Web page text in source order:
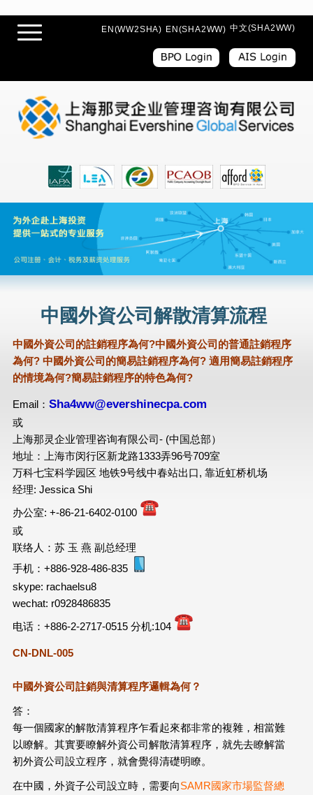
EN(WW2SHA) EN(SHA2WW) 中文(SHA2WW)
中國外資公司解散清算流程
中國外資公司的註銷程序為何?中國外資公司的普通註銷程序
為何? 中國外資公司的簡易註銷程序為何? 適用簡易註銷程序
的情境為何?簡易註銷程序的特色為何?
Email： Sha4ww@evershinecpa.com
或
上海那灵企业管理咨询有限公司- (中国总部）
地址：上海市闵行区新龙路1333弄96号709室
万科七宝科学园区 地铁9号线中春站出口, 靠近虹桥机场
经理: Jessica Shi
办公室: +-86-21-6402-0100
或
联络人：苏 玉 燕 副总经理
手机：+886-928-486-835
skype: rachaelsu8
wechat: r0928486835
电话：+886-2-2717-0515 分机:104
CN-DNL-005
中國外資公司註銷與清算程序邏輯為何？
答：
每一個國家的解散清算程序乍看起來都非常的複雜，相當難
以瞭解。其實要瞭解外資公司解散清算程序，就先去瞭解當
初外資公司設立程序，就會覺得清礎明瞭。
在中國，外資子公司設立時，需要向SAMR國家市場監督總